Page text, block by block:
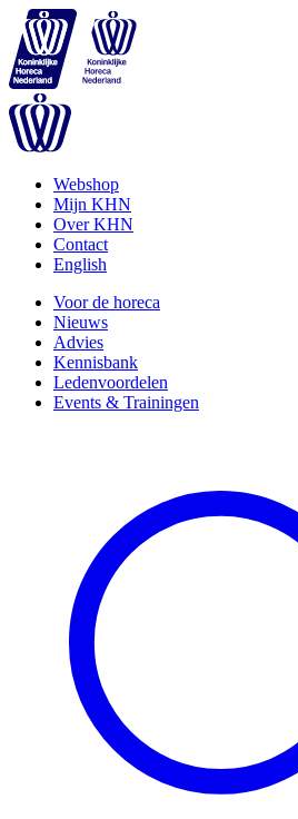
Webshop
Mijn KHN
Over KHN
Contact
English
Voor de horeca
Nieuws
Advies
Kennisbank
Ledenvoordelen
Events & Trainingen